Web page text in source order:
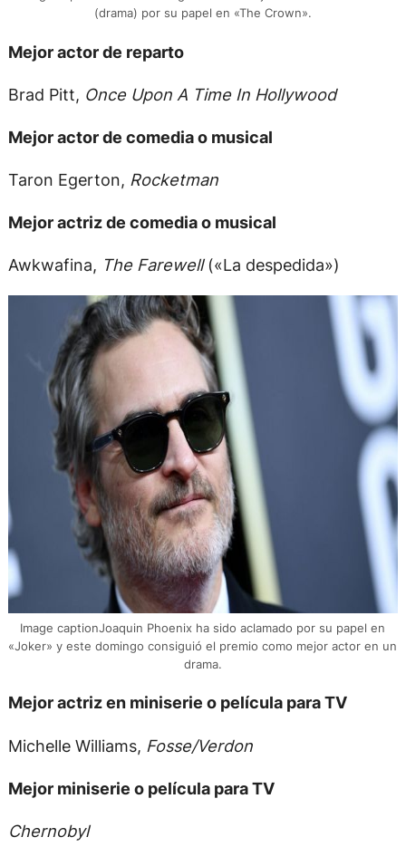
(drama) por su papel en «The Crown».
Mejor actor de reparto
Brad Pitt, Once Upon A Time In Hollywood
Mejor actor de comedia o musical
Taron Egerton, Rocketman
Mejor actriz de comedia o musical
Awkwafina, The Farewell («La despedida»)
Image captionJoaquin Phoenix ha sido aclamado por su papel en
«Joker» y este domingo consiguió el premio como mejor actor en un
drama.
Mejor actriz en miniserie o película para TV
Michelle Williams, Fosse/Verdon
Mejor miniserie o película para TV
Chernobyl